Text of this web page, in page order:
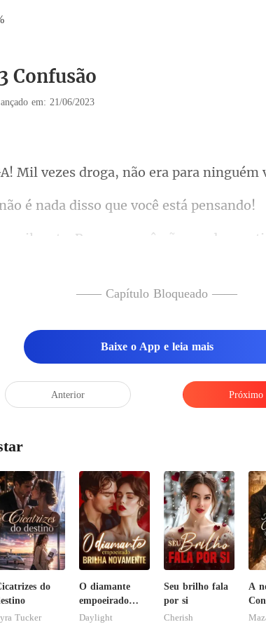
Confusão
em: 21/06/2023
droga, não era para ning
é nada disso que
—— Capítulo Bloqueado ——
Baixe o App e leia mais
Anterior Próximo
do
Tucker
O diamante
empoeirado
brilha
Daylight
Seu brilho fala
por si
Cherish
A